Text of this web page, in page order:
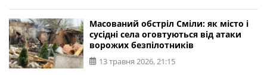
Масований обстріл Сміли: як місто і
сусідні села оговтуються від атаки
ворожих безпілотників
13 травня 2026, 21:15